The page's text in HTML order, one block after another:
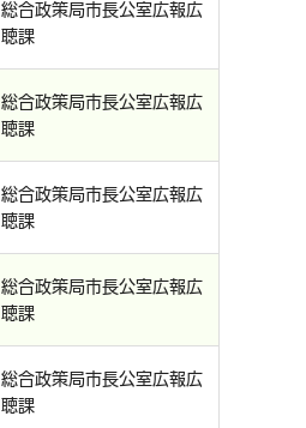
総合政策局市長公室広報広
聴課
総合政策局市長公室広報広
聴課
総合政策局市長公室広報広
聴課
総合政策局市長公室広報広
聴課
総合政策局市長公室広報広
聴課